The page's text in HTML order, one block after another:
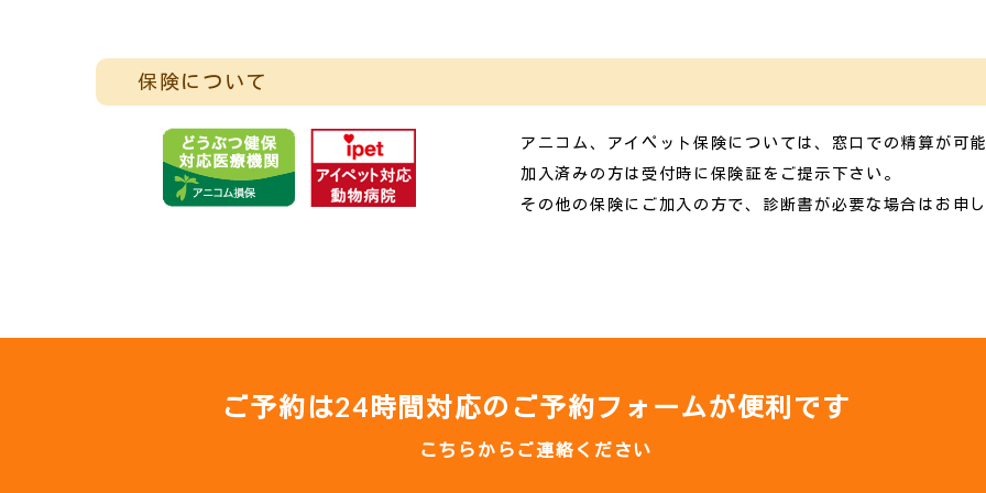
保険について
アニコム、アイペット保険については、窓口での精算が可能
加入済みの方は受付時に保険証をご提示下さい。
その他の保険にご加入の方で、診断書が必要な場合はお申し
ご予約は24時間対応のご予約フォームが便利です
こちらからご連絡ください